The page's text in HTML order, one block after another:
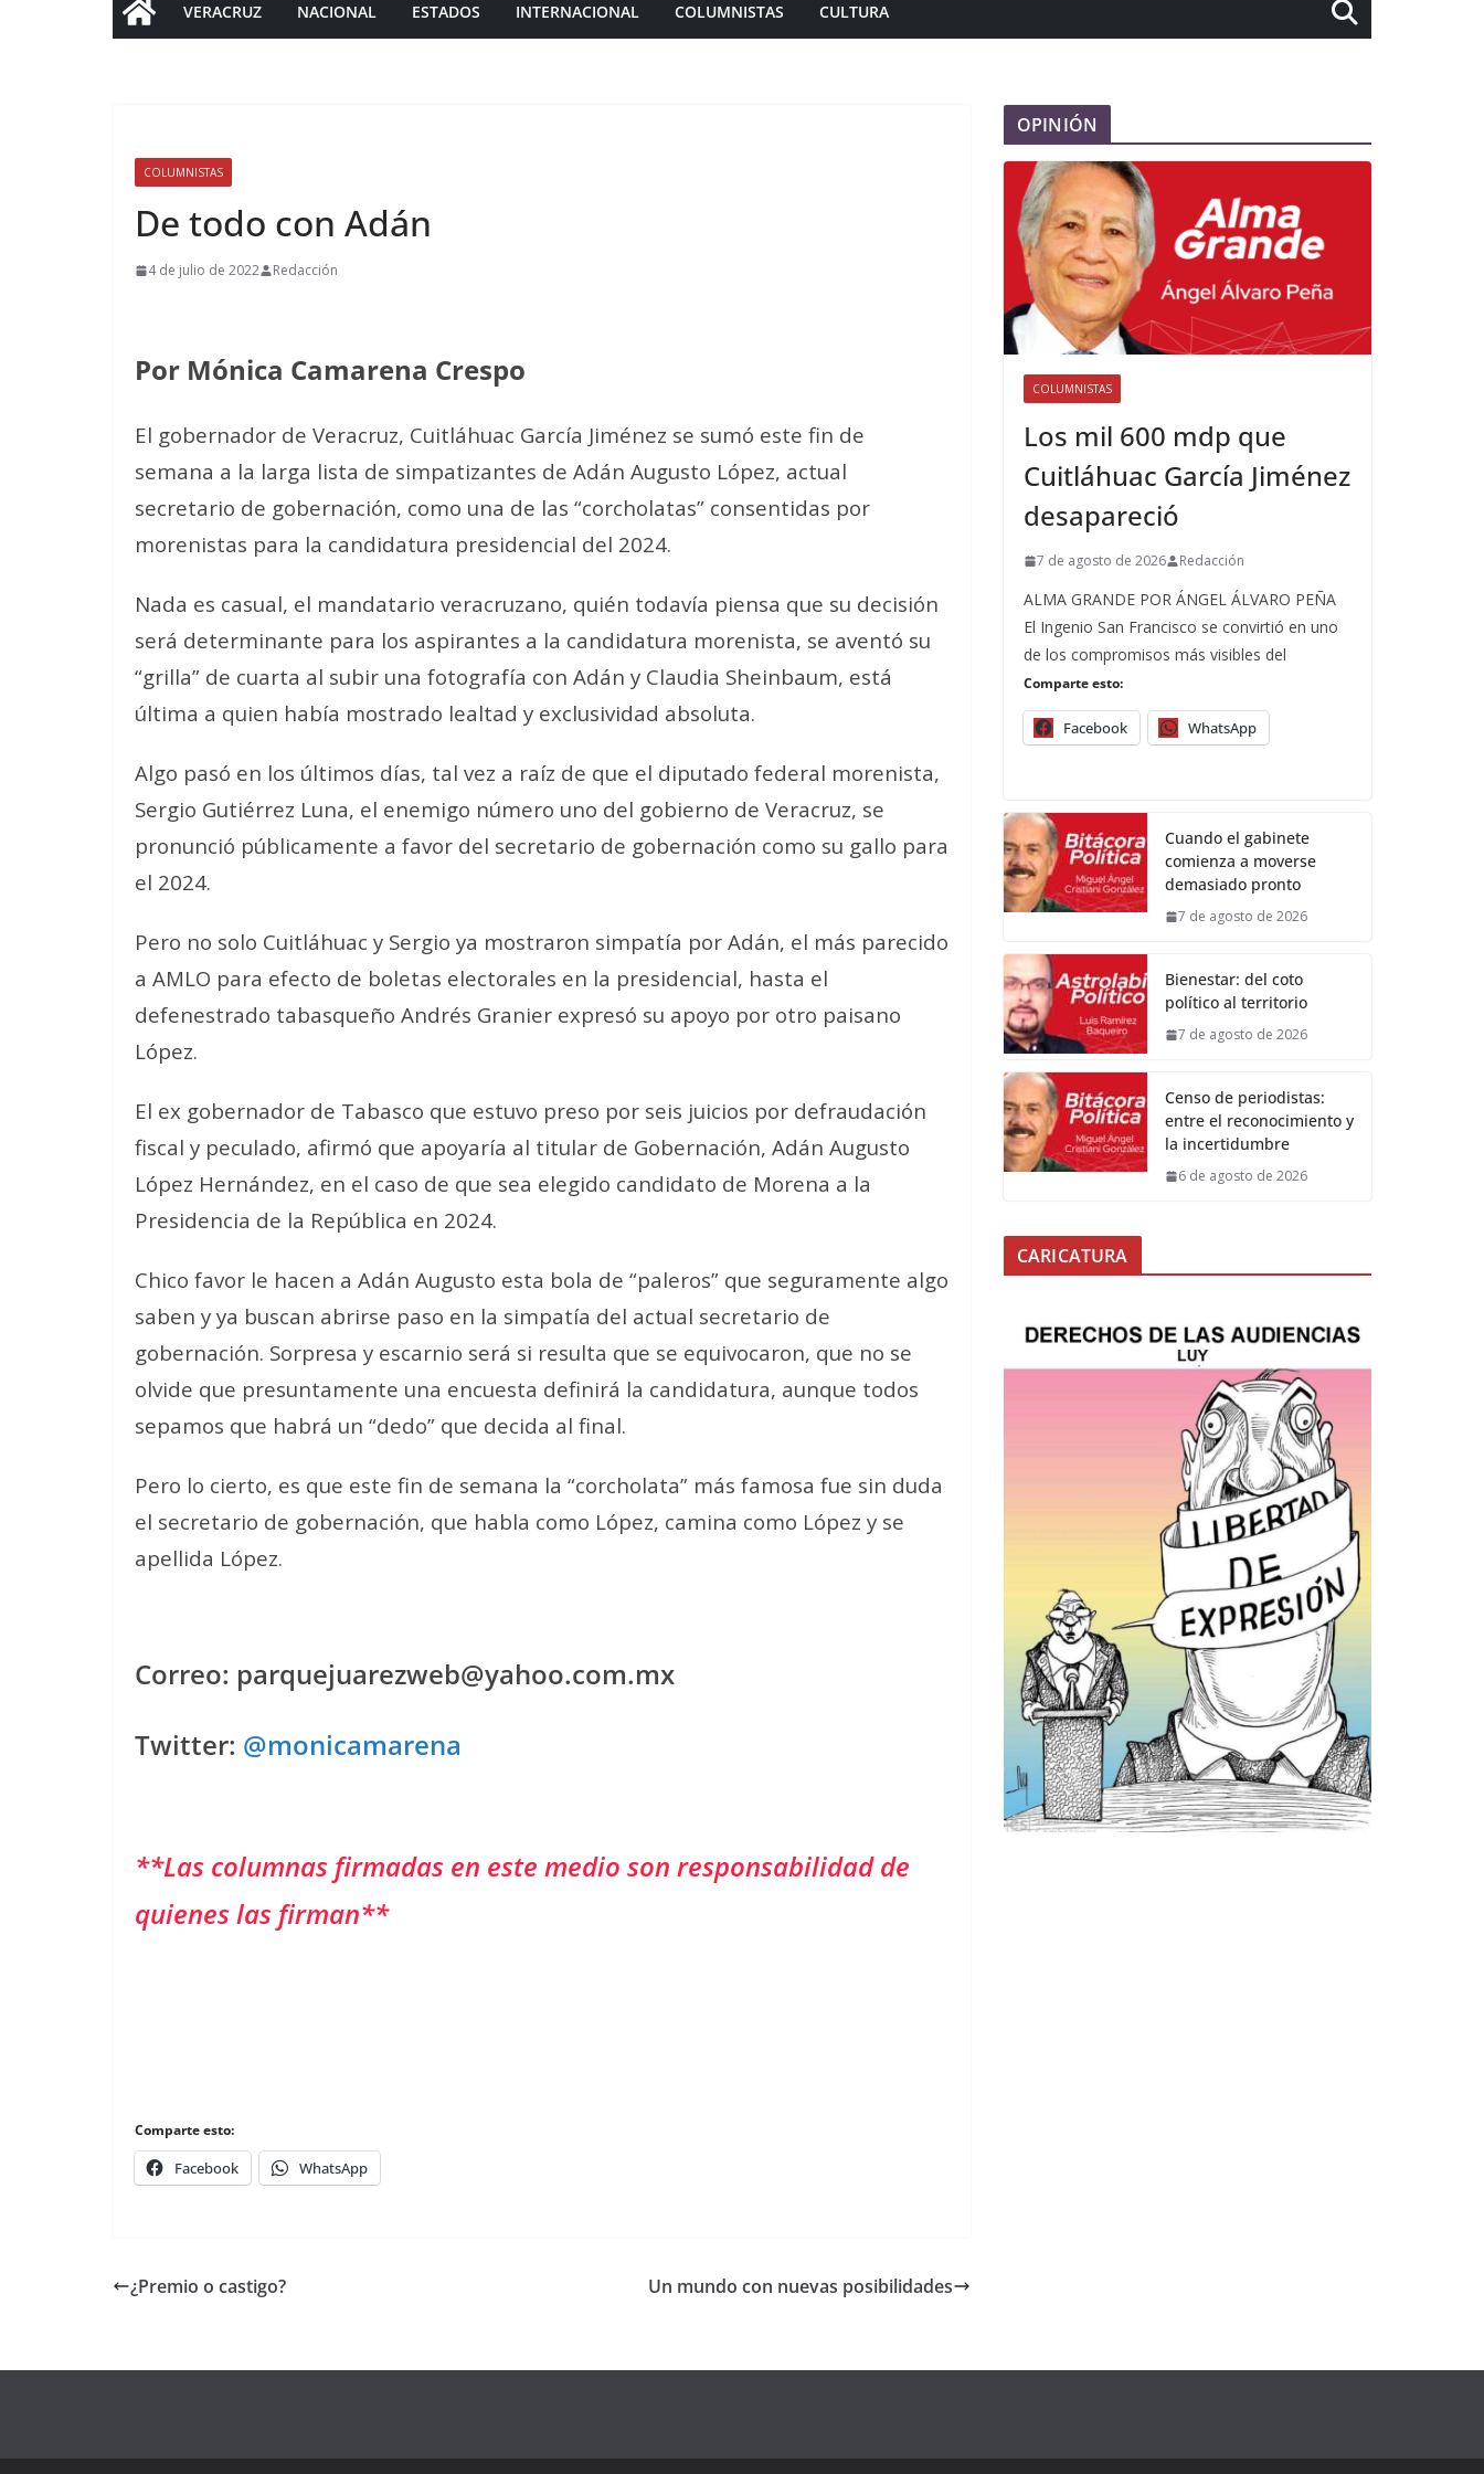
VERACRUZ NACIONAL ESTADOS INTERNACIONAL COLUMNISTAS CULTURA
COLUMNISTAS
De todo con Adán
4 de julio de 2022 Redacción
Por Mónica Camarena Crespo
El gobernador de Veracruz, Cuitláhuac García Jiménez se sumó este fin de
semana a la larga lista de simpatizantes de Adán Augusto López, actual
secretario de gobernación, como una de las “corcholatas” consentidas por
morenistas para la candidatura presidencial del 2024.
Nada es casual, el mandatario veracruzano, quién todavía piensa que su decisión
será determinante para los aspirantes a la candidatura morenista, se aventó su
“grilla” de cuarta al subir una fotografía con Adán y Claudia Sheinbaum, está
última a quien había mostrado lealtad y exclusividad absoluta.
Algo pasó en los últimos días, tal vez a raíz de que el diputado federal morenista,
Sergio Gutiérrez Luna, el enemigo número uno del gobierno de Veracruz, se
pronunció públicamente a favor del secretario de gobernación como su gallo para
el 2024.
Pero no solo Cuitláhuac y Sergio ya mostraron simpatía por Adán, el más parecido
a AMLO para efecto de boletas electorales en la presidencial, hasta el
defenestrado tabasqueño Andrés Granier expresó su apoyo por otro paisano
López.
El ex gobernador de Tabasco que estuvo preso por seis juicios por defraudación
fiscal y peculado, afirmó que apoyaría al titular de Gobernación, Adán Augusto
López Hernández, en el caso de que sea elegido candidato de Morena a la
Presidencia de la República en 2024.
Chico favor le hacen a Adán Augusto esta bola de “paleros” que seguramente algo
saben y ya buscan abrirse paso en la simpatía del actual secretario de
gobernación. Sorpresa y escarnio será si resulta que se equivocaron, que no se
olvide que presuntamente una encuesta definirá la candidatura, aunque todos
sepamos que habrá un “dedo” que decida al final.
Pero lo cierto, es que este fin de semana la “corcholata” más famosa fue sin duda
el secretario de gobernación, que habla como López, camina como López y se
apellida López.
Correo: parquejuarezweb@yahoo.com.mx
Twitter: @monicamarena
**Las columnas firmadas en este medio son responsabilidad de
quienes las firman**
Comparte esto:
Facebook WhatsApp
¿Premio o castigo? Un mundo con nuevas posibilidades
OPINIÓN
COLUMNISTAS
Los mil 600 mdp que
Cuitláhuac García Jiménez
desapareció
7 de agosto de 2026 Redacción
ALMA GRANDE POR ÁNGEL ÁLVARO PEÑA
El Ingenio San Francisco se convirtió en uno
de los compromisos más visibles del
Comparte esto:
Facebook WhatsApp
Cuando el gabinete
comienza a moverse
demasiado pronto
7 de agosto de 2026
Bienestar: del coto
político al territorio
7 de agosto de 2026
Censo de periodistas:
entre el reconocimiento y
la incertidumbre
6 de agosto de 2026
CARICATURA